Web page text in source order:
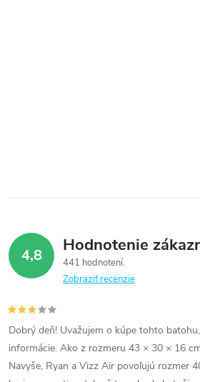
4,8 Hodnotenie
441 hodnotení
Zobraziť recenzie
Dobrý deň! Uvažujem o kúpe tohto
informácie. Ako z rozmeru 43 × 30 × 16
Navyše, Ryan a Vizz Air povoľujú rozmer